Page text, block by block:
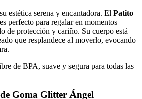
estética serena y encantadora. El Patito
es perfecto para regalar en momentos
de protección y cariño. Su cuerpo está
que resplandece al moverlo, evocando
de BPA, suave y segura para todas las
Goma Glitter Ángel